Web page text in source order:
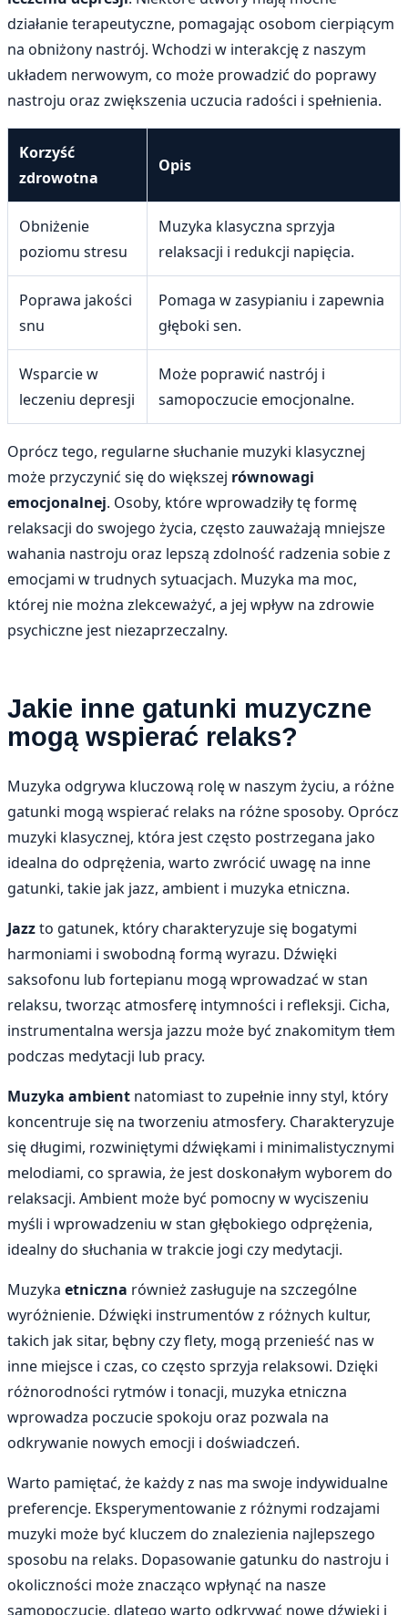
działanie terapeutyczne, pomagając osobom cierpiącym
na obniżony nastrój. Wchodzi w interakcję z naszym
układem nerwowym, co może prowadzić do poprawy
nastroju oraz zwiększenia uczucia radości i spełnienia.
Korzyść
zdrowotna
Opis
Obniżenie
poziomu stresu
Muzyka klasyczna sprzyja
relaksacji i redukcji napięcia.
Poprawa jakości
snu
Pomaga w zasypianiu i zapewnia
głęboki sen.
Wsparcie w
leczeniu depresji
Może poprawić nastrój i
samopoczucie emocjonalne.
Oprócz tego, regularne słuchanie muzyki klasycznej
może przyczynić się do większej równowagi
emocjonalnej. Osoby, które wprowadziły tę formę
relaksacji do swojego życia, często zauważają mniejsze
wahania nastroju oraz lepszą zdolność radzenia sobie z
emocjami w trudnych sytuacjach. Muzyka ma moc,
której nie można zlekceważyć, a jej wpływ na zdrowie
psychiczne jest niezaprzeczalny.
Jakie inne gatunki muzyczne
mogą wspierać relaks?
Muzyka odgrywa kluczową rolę w naszym życiu, a różne
gatunki mogą wspierać relaks na różne sposoby. Oprócz
muzyki klasycznej, która jest często postrzegana jako
idealna do odprężenia, warto zwrócić uwagę na inne
gatunki, takie jak jazz, ambient i muzyka etniczna.
Jazzto gatunek, który charakteryzuje się bogatymi
harmoniami i swobodną formą wyrazu. Dźwięki
saksofonu lub fortepianu mogą wprowadzać w stan
relaksu, tworząc atmosferę intymności i refleksji. Cicha,
instrumentalna wersja jazzu może być znakomitym tłem
podczas medytacji lub pracy.
Muzyka ambient natomiast to zupełnie inny styl, który
koncentruje się na tworzeniu atmosfery. Charakteryzuje
się długimi, rozwiniętymi dźwiękami i minimalistycznymi
melodiami, co sprawia, że jest doskonałym wyborem do
relaksacji. Ambient może być pomocny w wyciszeniu
myśli i wprowadzeniu w stan głębokiego odprężenia,
idealny do słuchania w trakcie jogi czy medytacji.
Muzyka etniczna również zasługuje na szczególne
wyróżnienie. Dźwięki instrumentów z różnych kultur,
takich jak sitar, bębny czy flety, mogą przenieść nas w
inne miejsce i czas, co często sprzyja relaksowi. Dzięki
różnorodności rytmów i tonacji, muzyka etniczna
wprowadza poczucie spokoju oraz pozwala na
odkrywanie nowych emocji i doświadczeń.
Warto pamiętać, że każdy z nas ma swoje indywidualne
preferencje. Eksperymentowanie z różnymi rodzajami
muzyki może być kluczem do znalezienia najlepszego
sposobu na relaks. Dopasowanie gatunku do nastroju i
okoliczności może znacząco wpłynąć na nasze
samopoczucie, dlatego warto odkrywać nowe dźwięki i